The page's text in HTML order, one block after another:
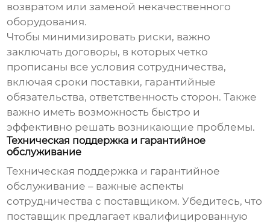
возвратом или заменой некачественного
оборудования.
Чтобы минимизировать риски, важно
заключать договоры, в которых четко
прописаны все условия сотрудничества,
включая сроки поставки, гарантийные
обязательства, ответственность сторон. Также
важно иметь возможность быстро и
эффективно решать возникающие проблемы.
Техническая поддержка и гарантийное
обслуживание
Техническая поддержка и гарантийное
обслуживание – важные аспекты
сотрудничества с поставщиком. Убедитесь, что
поставщик предлагает квалифицированную